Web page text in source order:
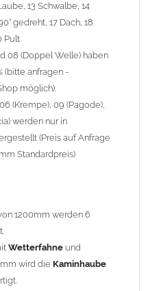
wird kundenspezifisch
Bild klicken!
13 Schwalbe, 14
gedreht, 17 Dach, 18
Pult
08 (Doppel Welle) haben
(bitte anfragen -
möglich).
(Krempe), 09 (Pagode),
werden nur in
(Preis auf Anfrage
Standardpreis)
1200mm werden 6
Wetterfahne und
wird die Kaminhaube